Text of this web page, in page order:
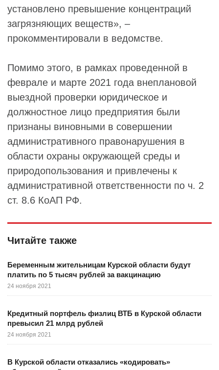
установлено превышение концентраций
загрязняющих веществ», –
прокомментировали в ведомстве.
Помимо этого, в рамках проведенной в
феврале и марте 2021 года внеплановой
выездной проверки юридическое и
должностное лицо предприятия были
признаны виновными в совершении
административного правонарушения в
области охраны окружающей среды и
природопользования и привлечены к
административной ответственности по ч. 2
ст. 8.6 КоАП РФ.
Читайте также
Беременным жительницам Курской области будут
платить по 5 тысяч рублей за вакцинацию
24 ноября 2021
Кредитный портфель физлиц ВТБ в Курской области
превысил 21 млрд рублей
24 ноября 2021
В Курской области отказались «кодировать»